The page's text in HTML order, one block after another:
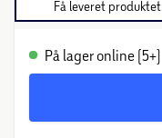
Få leveret produktet
På lager online (5+)